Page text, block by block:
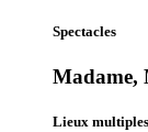
Spectacles
Madame,
Lieux